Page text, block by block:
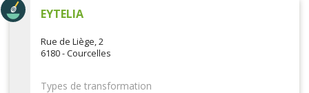
EYTELIA
Rue de Liège, 2
6180 - Courcelles
Types de transformation